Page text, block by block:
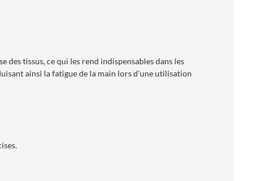
tissus, ce qui les rend indispensables dans les
ainsi la fatigue de la main lors d'une utilisation